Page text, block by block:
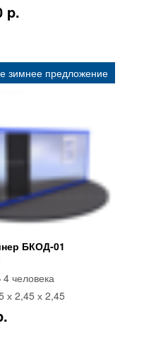
p.
зимнее предложение
БКОД-01
4 человека
х 2,45 х 2,45